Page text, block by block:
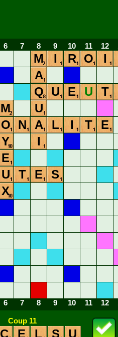
6 7 8 9 10 11 12
M I R O I
A
Q U E U T
M U
O N A L I T E
Y I
E
U T E S
X
6 7 8 9 10 11 12
Coup 11
C E L S U